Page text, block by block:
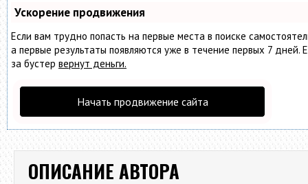
Ускорение продвижения
Если вам трудно попасть на первые места в поиске
а первые результаты появляются уже в течение первых 7
за бустер вернут деньги.
Начать продвижение сайта
ОПИСАНИЕ АВТОРА